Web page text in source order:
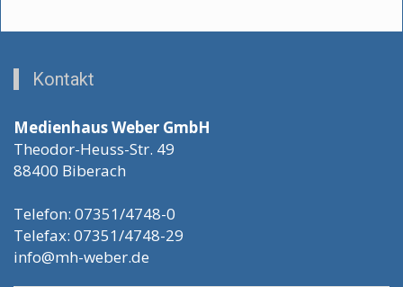
Kontakt
Medienhaus Weber GmbH
Theodor-Heuss-Str. 49
88400 Biberach
Telefon: 07351/4748-0
Telefax: 07351/4748-29
info@mh-weber.de